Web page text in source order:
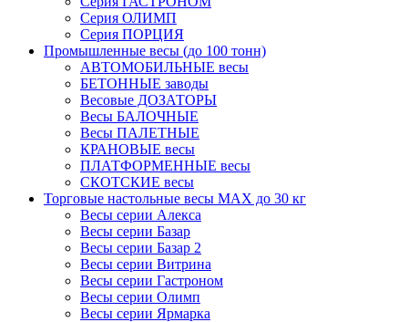
Серия ОЛИМП
Серия ПОРЦИЯ
Промышленные весы (до 100 тонн)
АВТОМОБИЛЬНЫЕ весы
БЕТОННЫЕ заводы
Весовые ДОЗАТОРЫ
Весы БАЛОЧНЫЕ
Весы ПАЛЕТНЫЕ
КРАНОВЫЕ весы
ПЛАТФОРМЕННЫЕ весы
СКОТСКИЕ весы
Торговые настольные весы MAX до 30 кг
Весы серии Алекса
Весы серии Базар
Весы серии Базар 2
Весы серии Витрина
Весы серии Гастроном
Весы серии Олимп
Весы серии Ярмарка